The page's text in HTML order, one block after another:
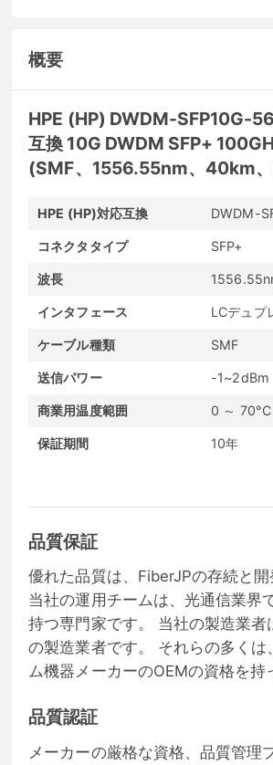
概要
HPE (HP) DWDM-SFP10G-
互換 10G DWDM SFP+
(SMF、1556.55nm、40km
HPE (HP)対応互換 DWDM-
コネクタタイプ SFP+
波長
インタフェース LCデュプ
ケーブル種類 SMF
送信パワー -1~2dBm
商業用温度範囲 0 ～
保証期間 10年
品質保証
優れた品質は、FiberJPの存続と開
当社の運用チームは、光通信業界
持つ専門家です。 当社の製造業者
の製造業者です。 それらの多くは
ム機器メーカーのOEMの資格を持
品質認証
メーカーの厳格な資格、品質管理